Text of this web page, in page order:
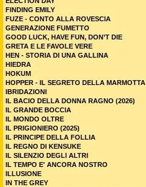
FINDING EMILY
FUZE - CONTO ALLA ROVESCIA
GENERAZIONE FUMETTO
GOOD LUCK, HAVE FUN, DON’T DIE
GRETA E LE FAVOLE VERE
HEN - STORIA DI UNA GALLINA
HIEDRA
HOKUM
HOPPER - IL SEGRETO DELLA MARMOTTA
IBRIDAZIONI
IL BACIO DELLA DONNA RAGNO (2026)
IL GRANDE BOCCIA
IL MONDO OLTRE
IL PRIGIONIERO (2025)
IL PRINCIPE DELLA FOLLIA
IL REGNO DI KENSUKE
IL SILENZIO DEGLI ALTRI
IL TEMPO E' ANCORA NOSTRO
ILLUSIONE
IN THE GREY